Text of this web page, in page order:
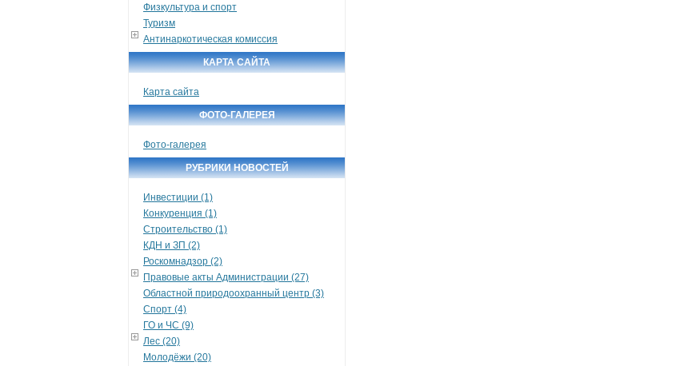
Физкультура и спорт
Туризм
Антинаркотическая комиссия
КАРТА САЙТА
Карта сайта
ФОТО-ГАЛЕРЕЯ
Фото-галерея
РУБРИКИ НОВОСТЕЙ
Инвестиции (1)
Конкуренция (1)
Строительство (1)
КДН и ЗП (2)
Роскомнадзор (2)
Правовые акты Администрации (27)
Областной природоохранный центр (3)
Спорт (4)
ГО и ЧС (9)
Лес (20)
Молодёжи (20)